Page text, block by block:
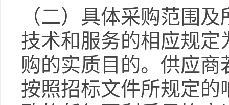
（二）具体采购范围
技术和服务的相应规
购的实质目的。供应
按照招标文件所规定